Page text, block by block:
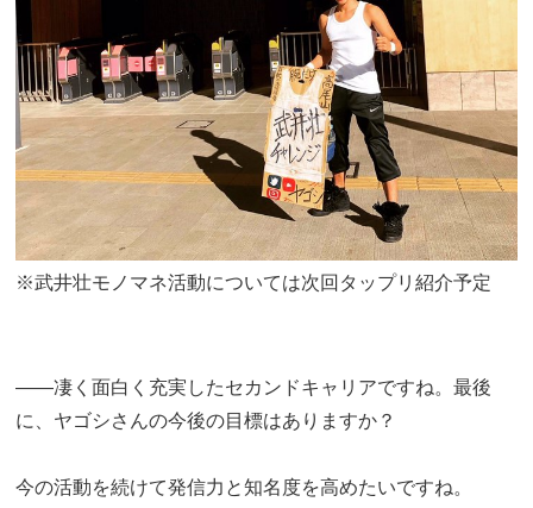
※武井壮モノマネ活動については次回タップリ紹介予定
――凄く面白く充実したセカンドキャリアですね。最後
に、ヤゴシさんの今後の目標はありますか？
今の活動を続けて発信力と知名度を高めたいですね。